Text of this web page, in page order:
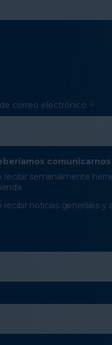
correo electrónico *
recibir semanalmente
recibir noticias generales y